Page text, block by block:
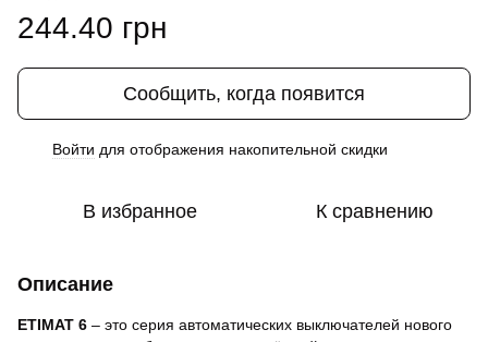
244.40 грн
Сообщить, когда появится
Войти для отображения накопительной скидки
В избранное К сравнению
Описание
ETIMAT 6 – это серия автоматических выключателей нового